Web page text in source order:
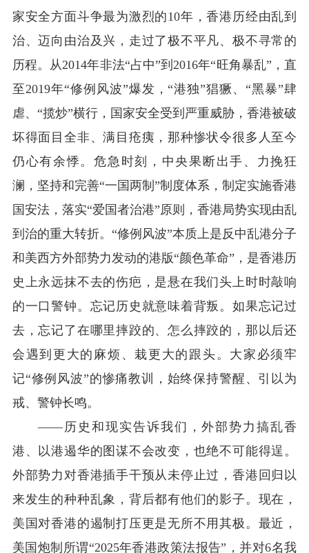
家安全方面斗争最为激烈的10年，香港历经由乱到
治、迈向由治及兴，走过了极不平凡、极不寻常的
历程。从2014年非法“占中”到 2016年“旺角暴乱”，直
至2019年“修例风波”爆发，“港独”猖獗、“黑暴”肆
虐、“揽炒”横行，国家安全受到严重威胁，香港被破
坏得面目全非、满目疮痍，那种惨状令很多人至今
仍心有余悸。危急时刻，中央果断出手、力挽狂
澜，坚持和完善“一国两制”制度体系，制定实施香港
国安法，落实“爱国者治港”原则，香港局势实现由乱
到治的重大转折。“修例风波”本质上是反中乱港分子
和美西方外部势力发动的港版“颜色革命”，是香港历
史上永远抹不去的伤疤，是悬在我们头上时时敲响
的一口警钟。忘记历史就意味着背叛。如果忘记过
去，忘记了在哪里摔跤的、怎么摔跤的，那以后还
会遇到更大的麻烦、栽更大的跟头。大家必须牢
记“修例风波”的惨痛教训，始终保持警醒、引以为
戒、警钟长鸣。
——历史和现实告诉我们，外部势力搞乱香
港、以港遏华的图谋不会改变，也绝不可能得逞。
外部势力对香港插手干预从未停止过，香港回归以
来发生的种种乱象，背后都有他们的影子。现在，
美国对香港的遏制打压更是无所不用其极。最近，
美国炮制所谓“2025年香港政策法报告”，并对6名我